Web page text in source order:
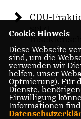
CDU-
setzt
auf die
wächst –
Cookie Hinweis
Diese Webseite
sind, um die
verwenden wir
helfen, unser
Optmierung). Für
Dienste,
Einwilligung
Informationen